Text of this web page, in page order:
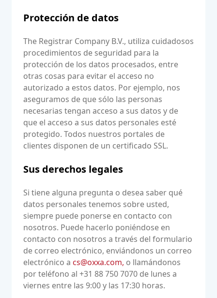
Protección de datos
The Registrar Company B.V., utiliza cuidadosos
procedimientos de seguridad para la
protección de los datos procesados, entre
otras cosas para evitar el acceso no
autorizado a estos datos. Por ejemplo, nos
aseguramos de que sólo las personas
necesarias tengan acceso a sus datos y de
que el acceso a sus datos personales esté
protegido. Todos nuestros portales de
clientes disponen de un certificado SSL.
Sus derechos legales
Si tiene alguna pregunta o desea saber qué
datos personales tenemos sobre usted,
siempre puede ponerse en contacto con
nosotros. Puede hacerlo poniéndose en
contacto con nosotros a través del formulario
de correo electrónico, enviándonos un correo
electrónico a cs@oxxa.com, o llamándonos
por teléfono al +31 88 750 7070 de lunes a
viernes entre las 9:00 y las 17:30 horas.